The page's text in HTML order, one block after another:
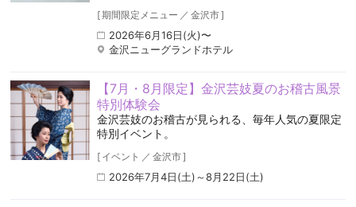
[期間限定メニュー ／ 金沢市]
2026年6月16日(火)〜
金沢ニューグランドホテル
【7月・8月限定】金沢芸妓夏のお稽古風景
特別体験会
金沢芸妓のお稽古が見られる、毎年人気の夏限定
特別イベント。
[ イベント ／ 金沢市]
2026年7月4日(土)～8月22日(土)